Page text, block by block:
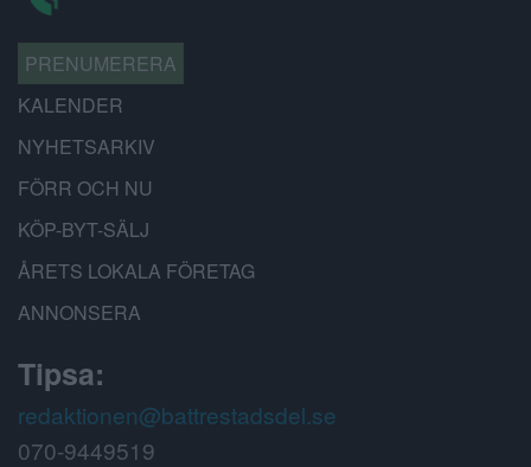
PRENUMERERA
KALENDER
NYHETSARKIV
FÖRR OCH NU
KÖP-BYT-SÄLJ
ÅRETS LOKALA FÖRETAG
ANNONSERA
Tipsa:
redaktionen@battrestadsdel.se
070-9449519